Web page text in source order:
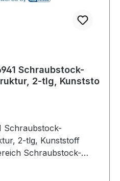
2-tlg, Kunststo
2-tlg, Kunststoff